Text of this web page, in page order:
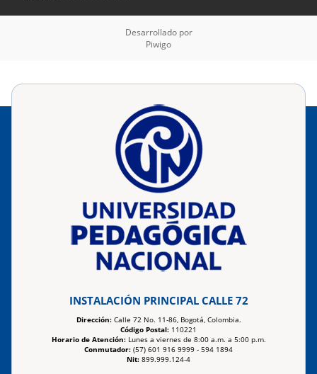
Desarrollado por
Piwigo
INSTALACIÓN PRINCIPAL CALLE 72
Dirección:Calle 72 No. 11-86, Bogotá, Colombia.
Código Postal: 110221
Horario de Atención:Lunes a viernes de 8:00 a.m. a 5:00 p.m.
Conmutador: (57) 601 916 9999 - 594 1894
Nit: 899.999.124-4